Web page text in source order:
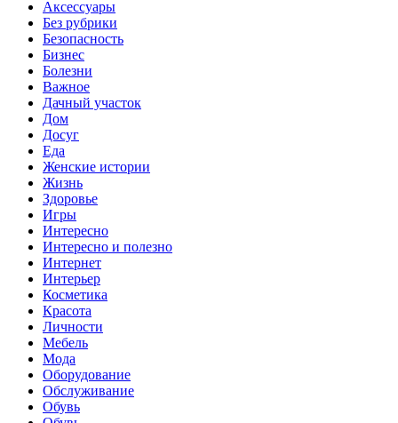
Аксессуары
Без рубрики
Безопасность
Бизнес
Болезни
Важное
Дачный участок
Дом
Досуг
Еда
Женские истории
Жизнь
Здоровье
Игры
Интересно
Интересно и полезно
Интернет
Интерьер
Косметика
Красота
Личности
Мебель
Мода
Оборудование
Обслуживание
Обувь